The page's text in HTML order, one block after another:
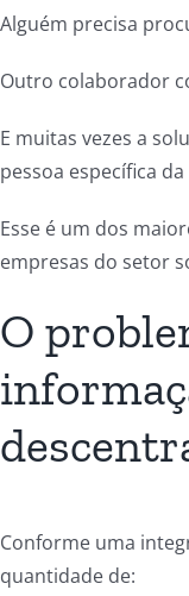
Alguém precisa
Outro colaborador
E muitas vezes a
pessoa específica
Esse é um dos
empresas do setor
O
Conforme uma
quantidade de: